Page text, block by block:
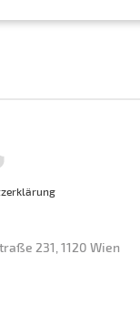
231, 1120 Wien